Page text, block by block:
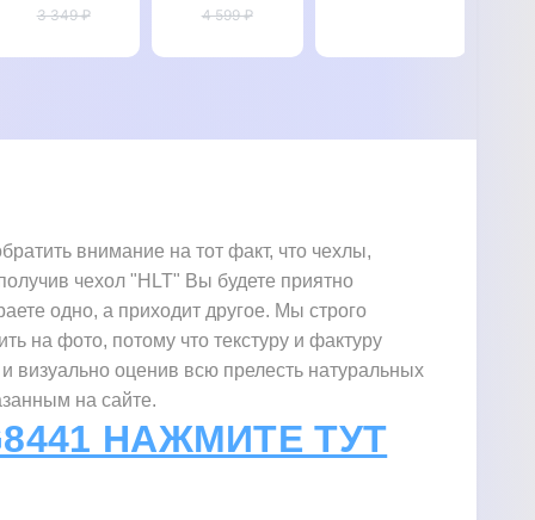
для Sony
Compact
3 349 ₽
XZ1
G8441
4 599 ₽
внимание на тот факт, что чехлы,
чехол "HLT" Вы будете приятно
одно, а приходит другое. Мы строго
на фото, потому что текстуру и фактуру
визуально оценив всю прелесть натуральных
на сайте.
НАЖМИТЕ ТУТ